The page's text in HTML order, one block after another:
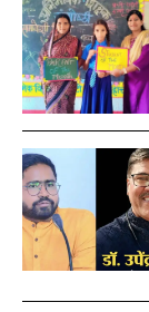
http://
http://
March 27, 2022
In "आरा"
औरंगाबाद के चिकित्सक
कुमार और ओबरा के
को मिला राष्ट्रीय पुरस्कार
July 27, 2022